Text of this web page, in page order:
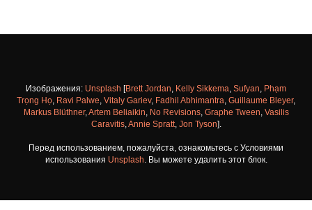
Изображения: Unsplash [Brett Jordan, Kelly Sikkema, Sufyan, Phạm
Trọng Họ, Ravi Palwe, Vitaly Gariev, Fadhil Abhimantra, Guillaume Bleyer,
Markus Blüthner,Artem Beliaikin, No Revisions, Graphe Tween, Vasilis
Caravitis,Annie Spratt, Jon Tyson].
Перед использованием, пожалуйста, ознакомьтесь с Условиями
использования Unsplash. Вы можете удалить этот блок.